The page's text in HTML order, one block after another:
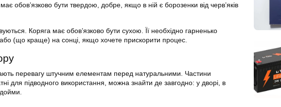
обов’язково бути твердою, добре, якщо в ній є борозенки від черв’яків
Коряга має обов’язково бути сухою. Її необхідно гарненько
(що краще) на сонці, якщо хочете прискорити процес.
перевагу штучним елементам перед натуральними. Частини
для підводного використання, можна знайти де завгодно: у дворі, в